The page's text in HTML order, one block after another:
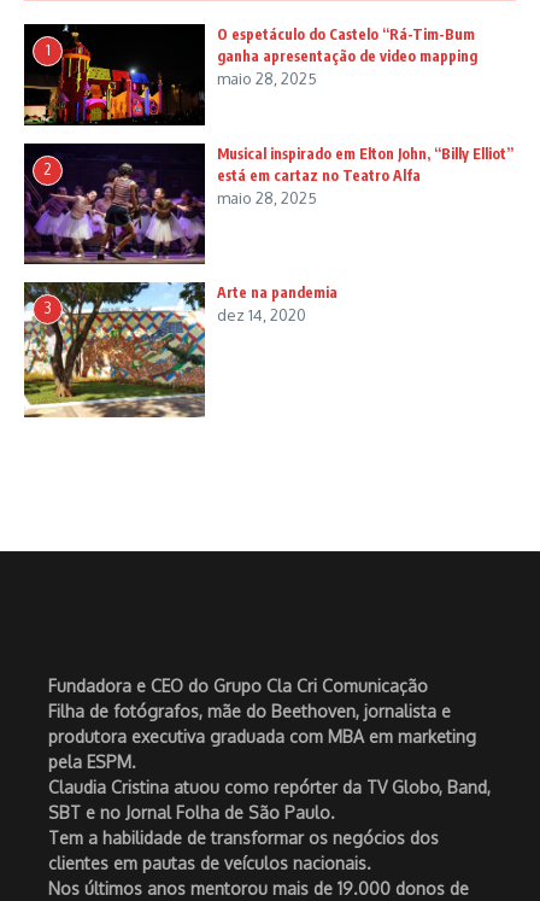
1
O espetáculo do Castelo “Rá-Tim-Bum
ganha apresentação de video mapping
maio 28, 2025
2
Musical inspirado em Elton John, “Billy Elliot”
está em cartaz no Teatro Alfa
maio 28, 2025
3
Arte na pandemia
dez 14, 2020
Fundadora e CEO do Grupo Cla Cri Comunicação
Filha de fotógrafos, mãe do Beethoven, jornalista e
produtora executiva graduada com MBA em marketing
pela ESPM.
Claudia Cristina atuou como repórter da TV Globo, Band,
SBT e no Jornal Folha de São Paulo.
Tem a habilidade de transformar os negócios dos
clientes em pautas de veículos nacionais.
Nos últimos anos mentorou mais de 19.000 donos de